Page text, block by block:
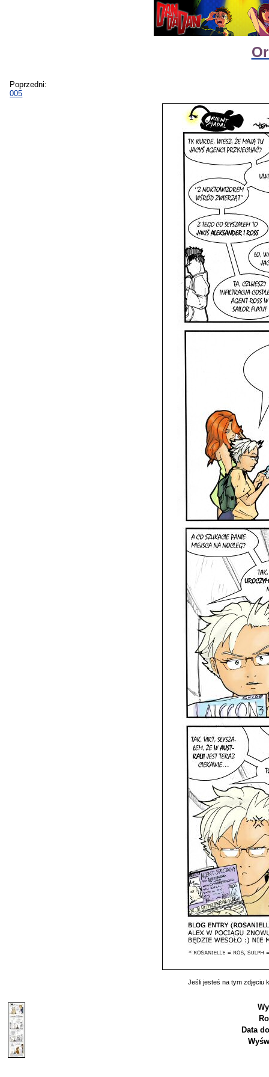
Poprzedni:
005
Jeśli jesteś na tym zdjęciu
Data